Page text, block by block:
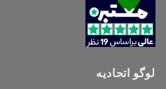
لوگو اتحادیه